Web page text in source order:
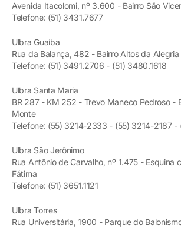
Avenida Itacolomi, nº 3.600 - Bairro São
Telefone: (51) 3431.7677
Ulbra Guaíba
Rua da Balança, 482 - Bairro Altos da Alegria
Telefone: (51) 3491.2706 - (51) 3480.1618
Ulbra Santa Maria
BR 287 - KM 252 - Trevo Maneco Pedroso -
Monte
Telefone: (55) 3214-2333 - (55) 3214-2187 -
Ulbra São Jerônimo
Rua Antônio de Carvalho, nº 1.475 - Esquina
Fátima
Telefone: (51) 3651.1121
Ulbra Torres
Rua Universitária, 1900 - Parque do